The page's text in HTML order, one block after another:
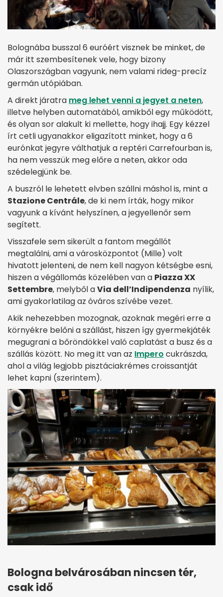
Bolognába busszal 6 euróért visznek be minket, de
már itt szembesítenek vele, hogy bizony
Olaszországban vagyunk, nem valami rideg-precíz
germán utópiában.
A direkt járatra meg lehet venni a jegyet a neten,
illetve helyben automatából, amikből egy működött,
és olyan sor alakult ki mellette, hogy ihajj. Egy kézzel
írt cetli ugyanakkor eligazított minket, hogy a 6
eurónkat jegyre válthatjuk a reptéri Carrefourban is,
ha nem vesszük meg előre a neten, akkor oda
szédelegjünk be.
A buszról le lehetett elvben szállni máshol is, mint a
Stazione Centrále, de ki nem írták, hogy mikor
vagyunk a kívánt helyszínen, a jegyellenőr sem
segített.
Visszafele sem sikerült a fantom megállót
megtalálni, ami a városközpontot (Mille) volt
hivatott jelenteni, de nem kell nagyon kétségbe esni,
hiszen a végállomás közelében van a Piazza XX
Settembre, melyből aVia dell’Indipendenza nyílik,
ami gyakorlatilag az óváros szívébe vezet.
Akik nehezebben mozognak, azoknak megéri erre a
környékre belőni a szállást, hiszen így gyermekjáték
megugrani a bőröndökkel való caplatást a busz és a
szállás között. No meg itt van az Impero cukrászda,
ahol a világ legjobb pisztáciakrémes croissantját
lehet kapni (szerintem).
Bologna belvárosában nincsen tér,
csak idő